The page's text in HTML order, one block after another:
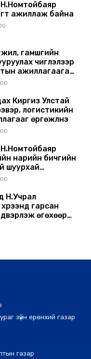
ажиллаж байна
гамшгийн
чиглэлээр
ажиллагаагаа
санал солилцлоо
Киргиз Улстай
логистикийн
өргөжүүлнэ
нарийн бичгийн
шуурхай
Н.Учрал
гарсан
өгөхөөр
зүйн ерөнхий газар
газар